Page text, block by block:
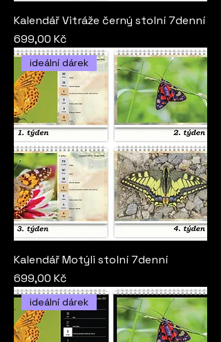
Kalendář Vitráže černý stolní 7denní
Cena
699,00 Kč
ideální dárek
Kalendář Motýli stolní 7denní
Cena
699,00 Kč
ideální dárek